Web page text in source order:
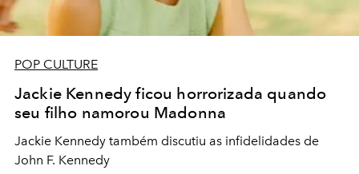
POP CULTURE
Jackie Kennedy ficou horrorizada quando
seu filho namorou Madonna
Jackie Kennedy também discutiu as infidelidades de
John F. Kennedy